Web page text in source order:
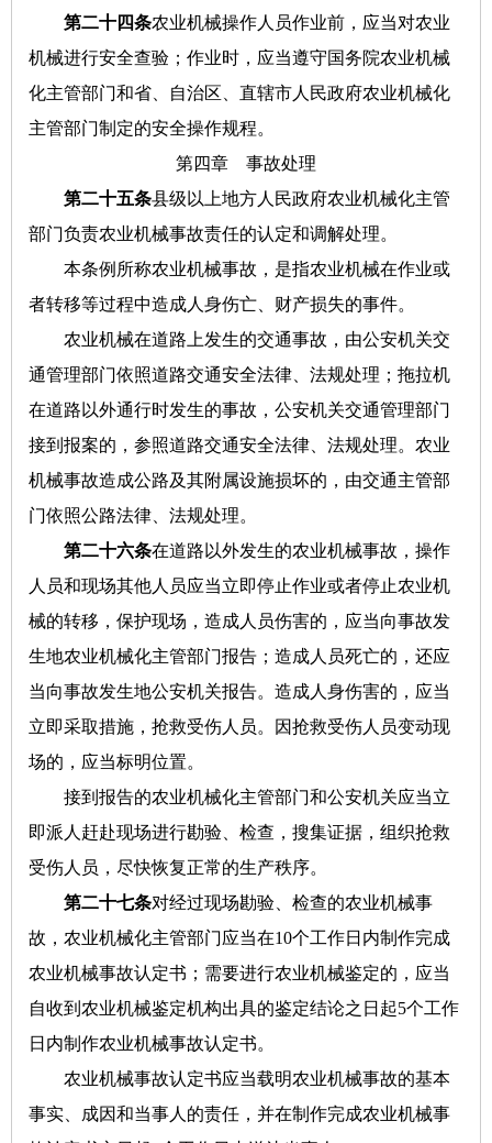
第二十四条农业机械操作人员作业前，应当对农业
机械进行安全查验；作业时，应当遵守国务院农业机械
化主管部门和省、自治区、直辖市人民政府农业机械化
主管部门制定的安全操作规程。
第四章 事故处理
第二十五条县级以上地方人民政府农业机械化主管
部门负责农业机械事故责任的认定和调解处理。
本条例所称农业机械事故，是指农业机械在作业或
者转移等过程中造成人身伤亡、财产损失的事件。
农业机械在道路上发生的交通事故，由公安机关交
通管理部门依照道路交通安全法律、法规处理；拖拉机
在道路以外通行时发生的事故，公安机关交通管理部门
接到报案的，参照道路交通安全法律、法规处理。农业
机械事故造成公路及其附属设施损坏的，由交通主管部
门依照公路法律、法规处理。
第二十六条在道路以外发生的农业机械事故，操作
人员和现场其他人员应当立即停止作业或者停止农业机
械的转移，保护现场，造成人员伤害的，应当向事故发
生地农业机械化主管部门报告；造成人员死亡的，还应
当向事故发生地公安机关报告。造成人身伤害的，应当
立即采取措施，抢救受伤人员。因抢救受伤人员变动现
场的，应当标明位置。
接到报告的农业机械化主管部门和公安机关应当立
即派人赶赴现场进行勘验、检查，搜集证据，组织抢救
受伤人员，尽快恢复正常的生产秩序。
第二十七条对经过现场勘验、检查的农业机械事
故，农业机械化主管部门应当在10个工作日内制作完成
农业机械事故认定书；需要进行农业机械鉴定的，应当
自收到农业机械鉴定机构出具的鉴定结论之日起5个工作
日内制作农业机械事故认定书。
农业机械事故认定书应当载明农业机械事故的基本
事实、成因和当事人的责任，并在制作完成农业机械事